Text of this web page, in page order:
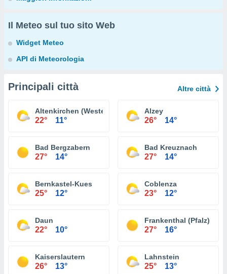
Il Meteo sul tuo sito Web
Widget Meteo
API di Meteorologia
Principali città Altre città
Altenkirchen (Westerwald)
22° 11°
Alzey
26° 14°
Bad Bergzabern
27° 14°
Bad Kreuznach
27° 14°
Bernkastel-Kues
25° 12°
Coblenza
23° 12°
Daun
22° 10°
Frankenthal (Pfalz)
27° 16°
Kaiserslautern
26° 13°
Lahnstein
25° 13°